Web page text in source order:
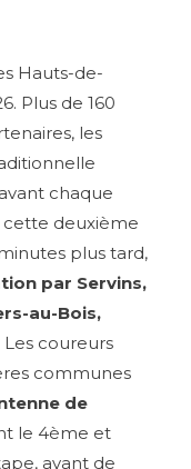
Hauts-de-
Plus de 160
les
chaque
deuxième
plus tard,
par Servins,
au-Bois,
Les coureurs
communes
de
le 4ème et
avant de